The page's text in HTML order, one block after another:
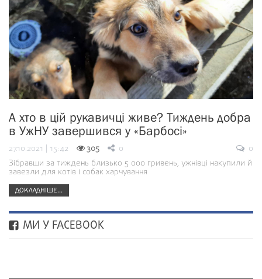
А хто в цій рукавичці живе? Тиждень добра
в УжНУ завершився у «Барбосі»
27.10.2021 | 15:42 305 0
0
Зібравши за тиждень близько 5 000 гривень, ужнівці накупили й
завезли для котів і собак харчування
ДОКЛАДНІШЕ...
МИ У FACEBOOK